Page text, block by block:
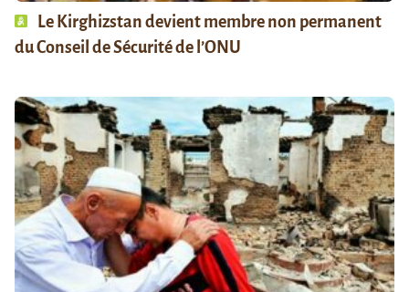
Le Kirghizstan devient membre non permanent
du Conseil de Sécurité de l’ONU